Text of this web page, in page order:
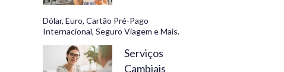
Dólar, Euro, Cartão Pré-Pago
Internacional, Seguro Viagem e Mais.
Serviços
Cambiais